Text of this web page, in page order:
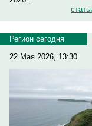
Регион сегодня
22 Мая 2026, 13:30